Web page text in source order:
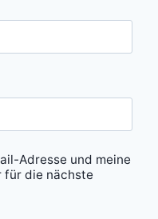
Adresse und meine
für die nächste